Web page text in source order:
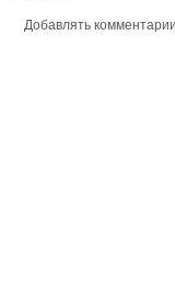
Добавлять